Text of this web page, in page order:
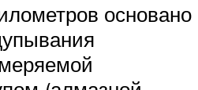
основано